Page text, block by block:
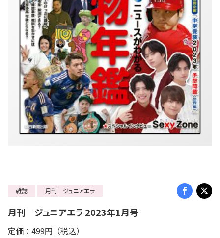
雑誌 月刊 ジュニアエラ
月刊 ジュニアエラ 2023年1月号
定価：499円（税込）